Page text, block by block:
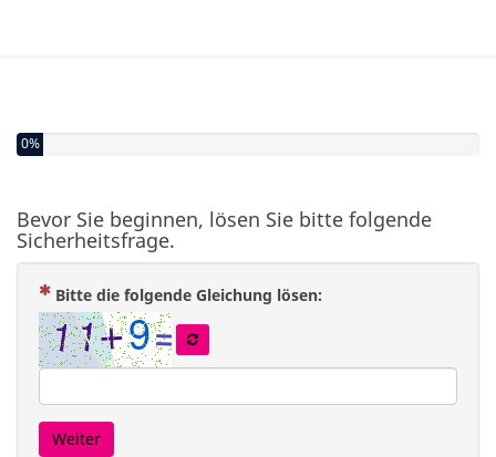
0%
Bevor Sie beginnen, lösen Sie bitte folgende
Sicherheitsfrage.
Bitte die folgende Gleichung lösen:( Zwingend notwendig
Weiter